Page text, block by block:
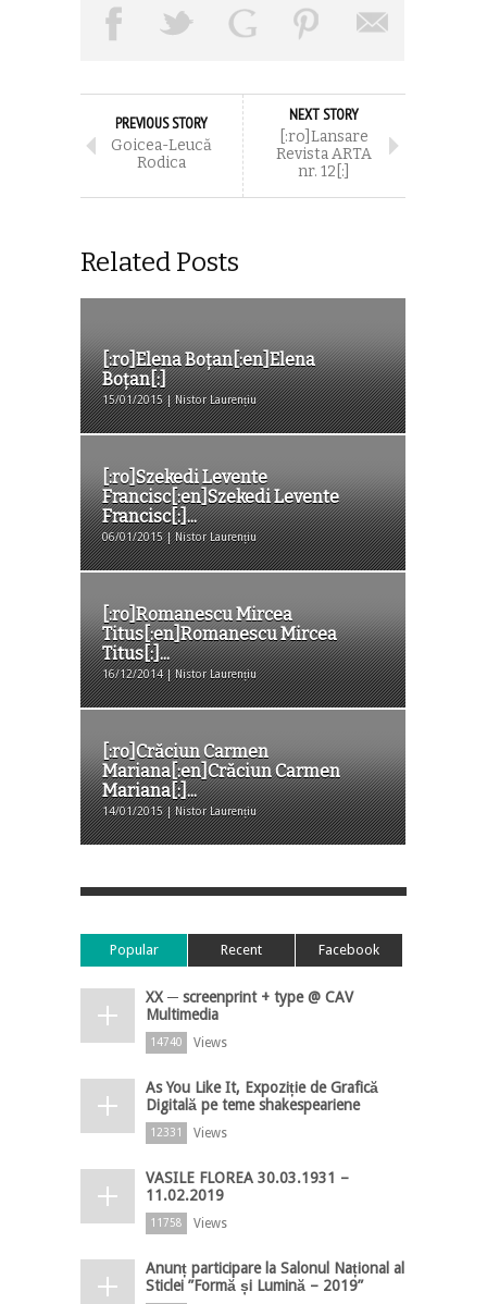
PREVIOUS STORY
Goicea-Leucă
Rodica
NEXT STORY
[:ro]Lansare
Revista ARTA
nr. 12[:]
Related Posts
[:ro]Elena Boţan[:en]Elena
Boţan[:]
15/01/2015 | Nistor Laurențiu
[:ro]Szekedi Levente
Francisc[:en]Szekedi Levente
Francisc[:]...
06/01/2015 | Nistor Laurențiu
[:ro]Romanescu Mircea
Titus[:en]Romanescu Mircea
Titus[:]...
16/12/2014 | Nistor Laurențiu
[:ro]Crăciun Carmen
Mariana[:en]Crăciun Carmen
Mariana[:]...
14/01/2015 | Nistor Laurențiu
Popular Recent Facebook
XX ─ screenprint + type @ CAV
Multimedia
14740 Views
As You Like It, Expoziție de Grafică
Digitală pe teme shakespeariene
12331 Views
VASILE FLOREA 30.03.1931 –
11.02.2019
11758 Views
Anunț participare la Salonul Național al
Sticlei ”Formă și Lumină – 2019”